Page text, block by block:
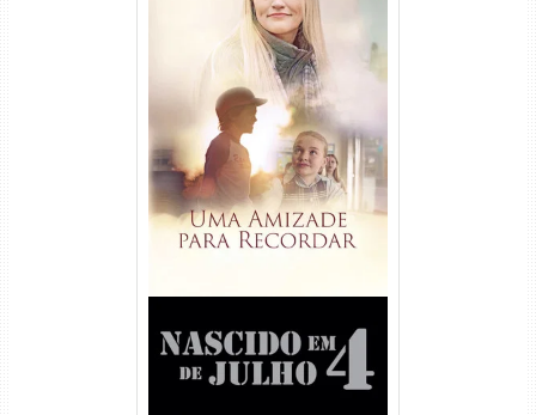
Uma Amizade para Recordar
Torrent (2025) WEB-DL 1080p
Dual Áudio